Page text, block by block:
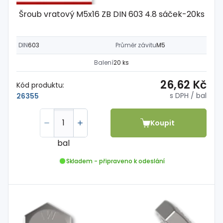
Šroub vratový M5x16 ZB DIN 603 4.8 sáček-20ks
DIN603 Průměr závituM5
Balení20 ks
Kód produktu:
26355
26,62 Kč
s DPH / bal
bal
Koupit
Skladem - připraveno k odeslání